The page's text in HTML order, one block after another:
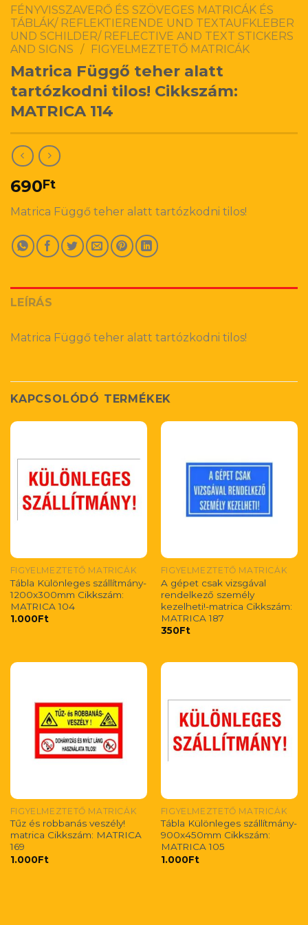
FÉNYVISSZAVERŐ ÉS SZÖVEGES MATRICÁK ÉS
TÁBLÁK/ REFLEKTIERENDE UND TEXTAUFKLEBER
UND SCHILDER/ REFLECTIVE AND TEXT STICKERS
AND SIGNS / FIGYELMEZTETŐ MATRICÁK
Matrica Függő teher alatt
tartózkodni tilos! Cikkszám:
MATRICA 114
690Ft
Matrica Függő teher alatt tartózkodni tilos!
LEÍRÁS
Matrica Függő teher alatt tartózkodni tilos!
KAPCSOLÓDÓ TERMÉKEK
FIGYELMEZTETŐ MATRICÁK
Tábla Különleges szállítmány-
1200x300mm Cikkszám:
MATRICA 104
1.000Ft
FIGYELMEZTETŐ MATRICÁK
A gépet csak vizsgával
rendelkező személy
kezelheti!-matrica Cikkszám:
MATRICA 187
350Ft
FIGYELMEZTETŐ MATRICÁK
Tűz és robbanás veszély!
matrica Cikkszám: MATRICA
169
1.000Ft
FIGYELMEZTETŐ MATRICÁK
Tábla Különleges szállítmány-
900x450mm Cikkszám:
MATRICA 105
1.000Ft